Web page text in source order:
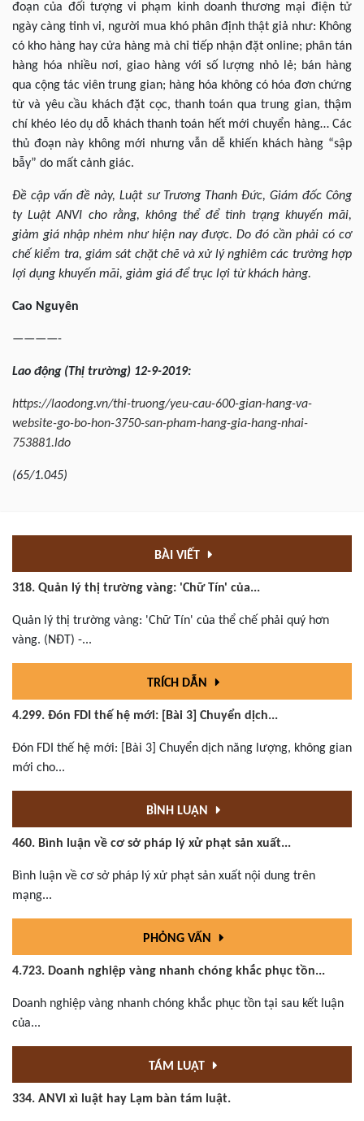
đoạn của đối tượng vi phạm kinh doanh thương mại điện tử
ngày càng tinh vi, người mua khó phân định thật giả như: Không
có kho hàng hay cửa hàng mà chỉ tiếp nhận đặt online; phân tán
hàng hóa nhiều nơi, giao hàng với số lượng nhỏ lẻ; bán hàng
qua cộng tác viên trung gian; hàng hóa không có hóa đơn chứng
từ và yêu cầu khách đặt cọc, thanh toán qua trung gian, thậm
chí khéo léo dụ dỗ khách thanh toán hết mới chuyển hàng… Các
thủ đoạn này không mới nhưng vẫn dễ khiến khách hàng “sập
bẫy” do mất cảnh giác.
Đề cập vấn đề này, Luật sư Trương Thanh Đức, Giám đốc Công
ty Luật ANVI cho rằng, không thể để tình trạng khuyến mãi,
giảm giá nhập nhèm như hiện nay được. Do đó cần phải có cơ
chế kiểm tra, giám sát chặt chẽ và xử lý nghiêm các trường hợp
lợi dụng khuyến mãi, giảm giá để trục lợi từ khách hàng.
Cao Nguyên
————-
Lao động (Thị trường) 12-9-2019:
https://laodong.vn/thi-truong/yeu-cau-600-gian-hang-va-
website-go-bo-hon-3750-san-pham-hang-gia-hang-nhai-
753881.ldo
(65/1.045)
BÀI VIẾT
318. Quản lý thị trường vàng: 'Chữ Tín' của...
Quản lý thị trường vàng: 'Chữ Tín' của thể chế phải quý hơn
vàng. (NĐT) -...
TRÍCH DẪN
4.299. Đón FDI thế hệ mới: [Bài 3] Chuyển dịch...
Đón FDI thế hệ mới: [Bài 3] Chuyển dịch năng lượng, không gian
mới cho...
BÌNH LUẬN
460. Bình luận về cơ sở pháp lý xử phạt sản xuất...
Bình luận về cơ sở pháp lý xử phạt sản xuất nội dung trên
mạng...
PHỎNG VẤN
4.723. Doanh nghiệp vàng nhanh chóng khắc phục tồn...
Doanh nghiệp vàng nhanh chóng khắc phục tồn tại sau kết luận
của...
TÁM LUẬT
334. ANVI xì luật hay Lạm bàn tám luật.